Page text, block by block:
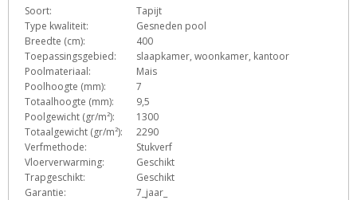
Soort:
Tapijt
Type kwaliteit:
Gesneden pool
Breedte (cm):
400
Toepassingsgebied:
slaapkamer, woonkamer, kantoor
Poolmateriaal:
Mais
Poolhoogte (mm):
7
Totaalhoogte (mm):
9,5
Poolgewicht (gr/m²):
1300
Totaalgewicht (gr/m²):
2290
Verfmethode:
Stukverf
Vloerverwarming:
Geschikt
Trapgeschikt:
Geschikt
Garantie:
7_jaar_
D eF h
opqs